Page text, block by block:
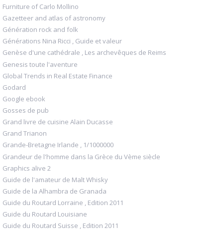
Furniture of Carlo Mollino
Gazetteer and atlas of astronomy
Génération rock and folk
Générations Nina Ricci , Guide et valeur
Genèse d'une cathédrale , Les archevêques de Reims
Genesis toute l'aventure
Global Trends in Real Estate Finance
Godard
Google ebook
Gosses de pub
Grand livre de cuisine Alain Ducasse
Grand Trianon
Grande-Bretagne Irlande , 1/1000000
Grandeur de l'homme dans la Grèce du Vème siècle
Graphics alive 2
Guide de l'amateur de Malt Whisky
Guide de la Alhambra de Granada
Guide du Routard Lorraine , Edition 2011
Guide du Routard Louisiane
Guide du Routard Suisse , Edition 2011